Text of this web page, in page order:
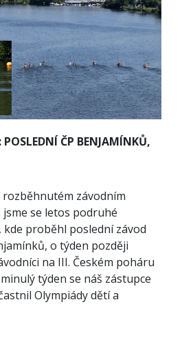
POSLEDNÍ ČP BENJAMÍNKŮ,
závodním
jsme se letos podruhé
proběhl poslední závod
o týden později
na III. Českém poháru
týden se náš zástupce
Olympiády dětí a